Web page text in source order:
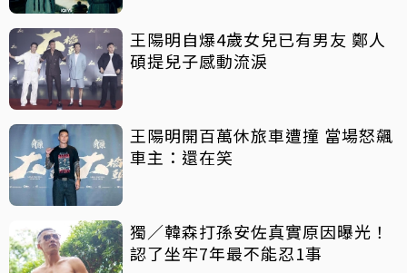
王陽明自爆4歲女兒已有男友 鄭人
碩提兒子感動流淚
王陽明開百萬休旅車遭撞 當場怒飆
車主：還在笑
獨／韓森打孫安佐真實原因曝光！
認了坐牢7年最不能忍1事